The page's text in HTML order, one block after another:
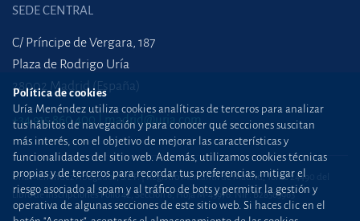
SEDE CENTRAL
C/ Príncipe de Vergara, 187
Plaza de Rodrigo Uría
28002 Madrid (España)
+34 915 860 400 madrid@uria.com
Uría Menéndez Abogados, S.L.P. | Registro Mercantil de Madrid, Tomo 24490 del
Libro de Inscripciones Folio 42, Sección 8, Hoja M-43976. NIF: B28563963
Política de cookies
Uría Menéndez utiliza cookies analíticas de terceros para analizar
tus hábitos de navegación y para conocer qué secciones suscitan
más interés, con el objetivo de mejorar las características y
funcionalidades del sitio web. Además, utilizamos cookies técnicas
propias y de terceros para recordar tus preferencias, mitigar el
riesgo asociado al spam y al tráfico de bots y permitir la gestión y
operativa de algunas secciones de este sitio web. Si haces clic en el